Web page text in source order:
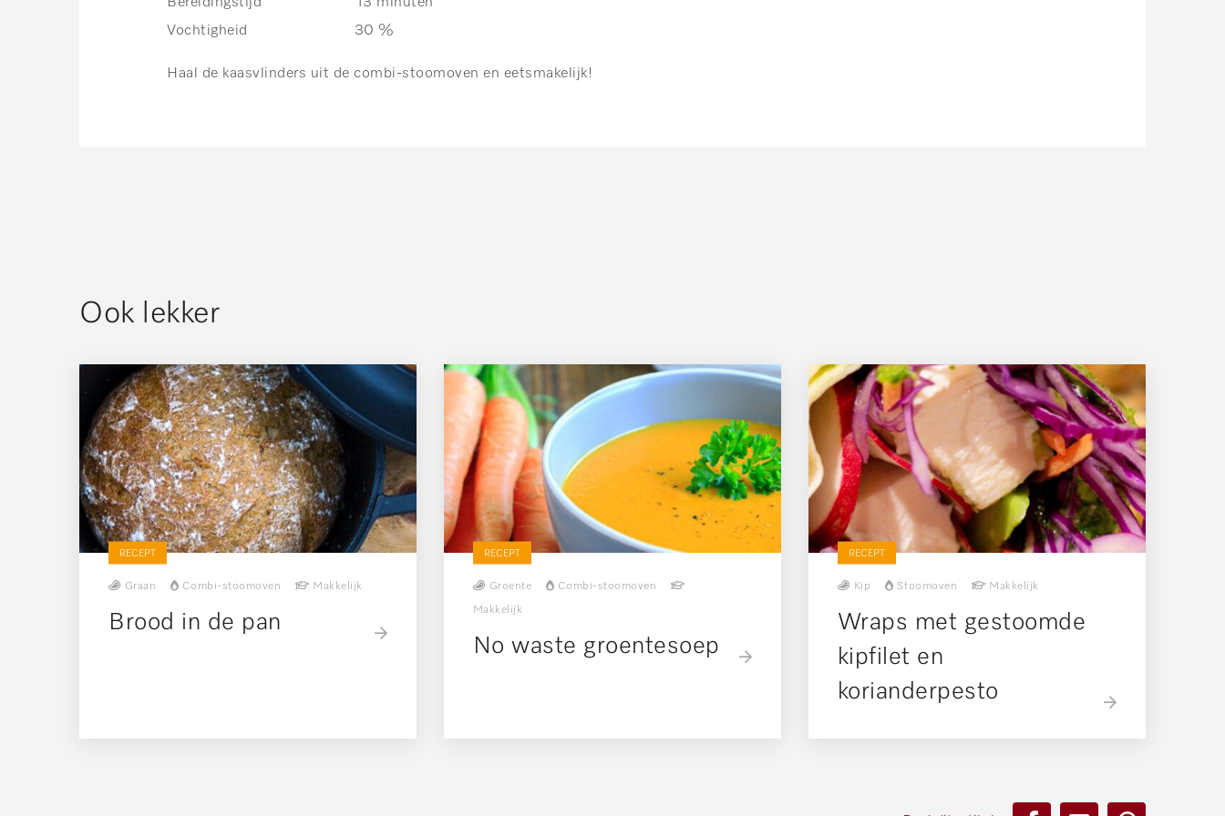
Vochtigheid 30 %
Haal de kaasvlinders uit de combi-stoomoven en eetsmakelijk!
Ook lekker
RECEPT
Graan Combi-stoomoven Makkelijk
Brood in de pan
RECEPT
Groente Combi-stoomoven
Makkelijk
No waste groentesoep
RECEPT
Kip Stoomoven Makkelijk
Wraps met gestoomde
kipfilet en
korianderpesto